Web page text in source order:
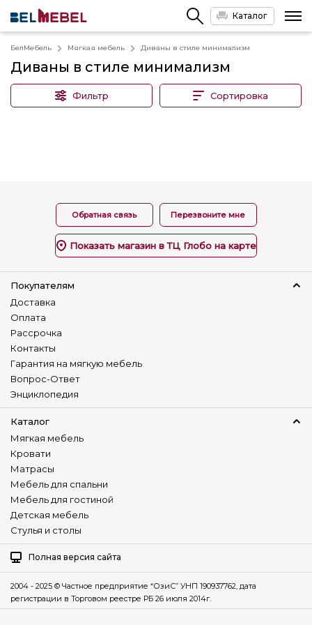
Каталог
БелМебель Мягкая мебель Диваны в стиле минимализм
Диваны в стиле минимализм
Фильтр Сортировка
Обратная связь Перезвоните мне
Показать магазин в ТЦ Глобо на карте
Покупателям
Доставка
Оплата
Рассрочка
Контакты
Гарантия на мягкую мебель
Вопрос-Ответ
Энциклопедия
Каталог
Мягкая мебель
Кровати
Матрасы
Мебель для спальни
Мебель для гостиной
Детская мебель
Стулья и столы
Полная версия сайта
2004 - 2025 © Частное предприятие “ОзиС” УНП 190937762, дата
регистрации в Торговом реестре РБ 26 июля 2014г.